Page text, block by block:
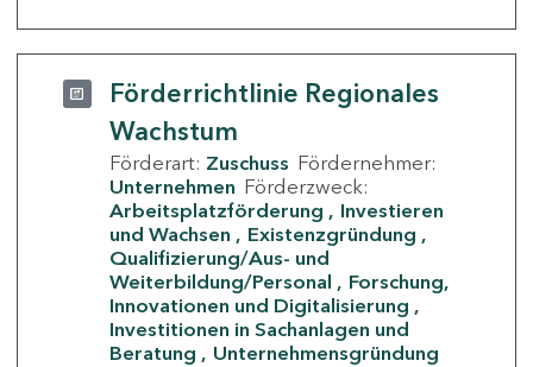
Förderrichtlinie Regionales
Wachstum
Förderart: Zuschuss Fördernehmer:
Unternehmen Förderzweck:
Arbeitsplatzförderung
Investieren
und Wachsen
Existenzgründung
Qualifizierung/Aus- und
Weiterbildung/Personal
Forschung,
Innovationen und Digitalisierung
Investitionen in Sachanlagen und
Beratung
Unternehmensgründung